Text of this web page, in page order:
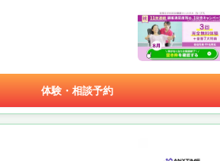
体験・相談予約